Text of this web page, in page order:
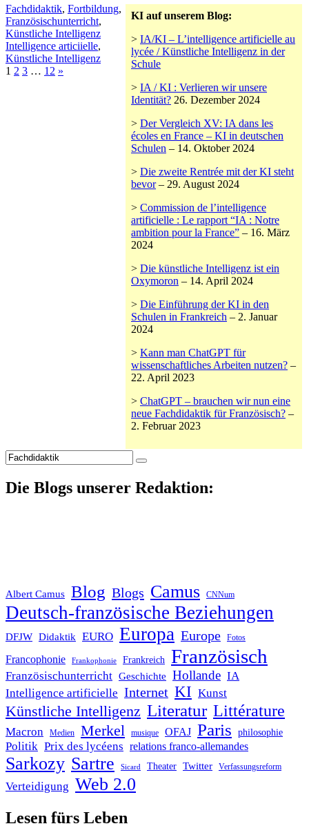
KI auf unserem Blog:
> IA/KI – L’intelligence artificielle au
lycée / Künstliche Intelligenz in der
Schule
> IA / KI : Verlieren wir unsere
Identität? 26. Dezember 2024
> Der Vergleich XV: IA dans les
écoles en France – KI in deutschen
Schulen – 14. Oktober 2024
> Die zweite Rentrée mit der KI steht
bevor– 29. August 2024
> Commission de l’intelligence
artificielle : Le rapport “IA : Notre
ambition pour la France” – 16. März
2024
> Die künstliche Intelligenz ist ein
Oxymoron – 14. April 2024
> Die Einführung der KI in den
Schulen in Frankreich – 2. Januar
2024
> Kann man ChatGPT für
wissenschaftliches Arbeiten nutzen? –
22. April 2023
> ChatGPT – brauchen wir nun eine
neue Fachdidaktik für Französisch? –
2. Februar 2023
Fachdidaktik, Fortbildung,
Französischunterricht,
Künstliche Intelligenz
Intelligence articiielle,
Künstliche Intelligenz
1 2 3 … 12 »
Suche
nach:
Die Blogs unserer Redaktion:
Albert Camus Blog Blogs Camus CNNum
Deutsch-französische Beziehungen
DFJW Didaktik EURO Europa Europe Fotos
Francophonie Frankophonie Frankreich Französisch
Französischunterricht Geschichte Hollande IA
Intelligence artificielle Internet KI Kunst
Künstliche Intelligenz Literatur Littérature
Macron Medien Merkel musique OFAJ Paris philosophie
Politik Prix des lycéens relations franco-allemandes
Sarkozy Sartre Sicard Theater Twitter Verfassungsreform
Verteidigung Web 2.0
Lesen fürs Leben